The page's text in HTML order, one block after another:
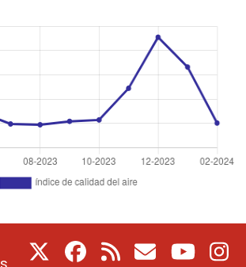
Facebook
RSS CorreoYoutube